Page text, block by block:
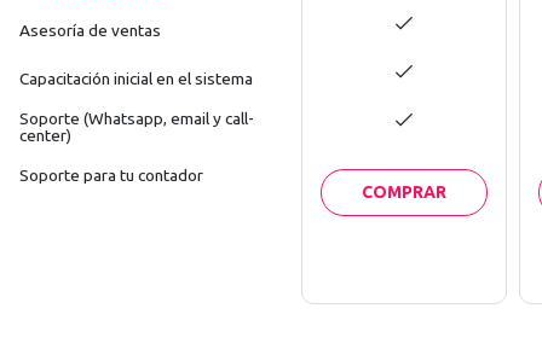
Asesoría de ventas
Capacitación inicial en el sistema
Soporte (Whatsapp, email y call-
center)
Soporte para tu contador
COMPRAR